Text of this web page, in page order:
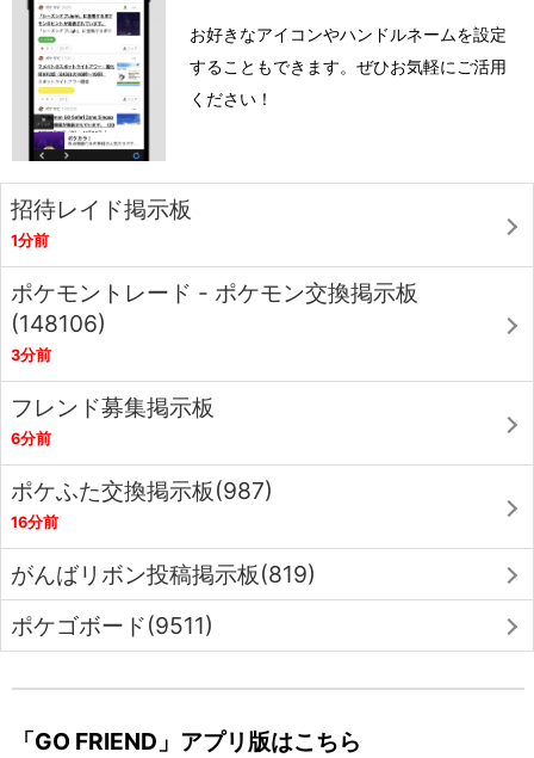
お好きなアイコンやハンドルネームを設定
することもできます。ぜひお気軽にご活用
ください！
招待レイド掲示板
1分前
ポケモントレード - ポケモン交換掲示板
(148106)
3分前
フレンド募集掲示板
6分前
ポケふた交換掲示板(987)
16分前
がんばリボン投稿掲示板(819)
ポケゴボード(9511)
「GO FRIEND」アプリ版はこちら